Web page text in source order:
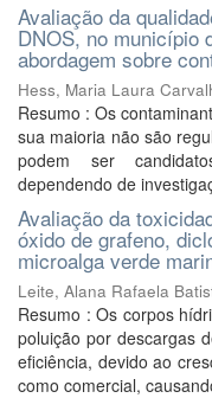
Avaliação da
DNOS, no município
abordagem sobre
Hess, Maria Laura
Resumo : Os
sua maioria não são
podem ser
dependendo de
Avaliação da
óxido de grafeno,
microalga verde
Leite, Alana Rafaela
Resumo : Os corpos
poluição por descargas
eficiência, devido ao
como comercial,